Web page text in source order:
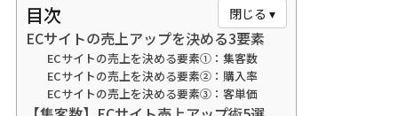
目次 閉じる ▾
ECサイトの売上アップを決める3要素
ECサイトの売上を決める要素①：集客数
ECサイトの売上を決める要素②：購入率
ECサイトの売上を決める要素③：客単価